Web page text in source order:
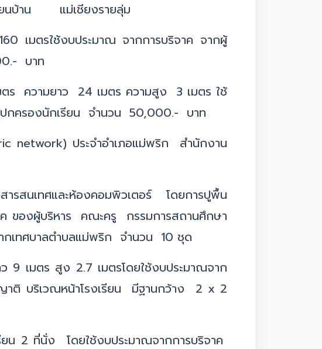
รียนบ้าน แม่เชียงรายลุ่ม
เมตรใช้งบประมาณ จากการบริจาค จากผู้
บาท
ตร ความยาว 24 เมตร ความสูง 3 เมตร ใช้
ปกครองนักเรียน จำนวน 50,000.- บาท
network) ประจำอำเภอแม่พริก สำนักงาน
สนเทศและห้องคอมพิวเตอร์ โดยการปูพื้น
ของผู้บริหาร คณะครู กรรมการสถานศึกษา
เทศบาลตำบลแม่พริก จำนวน 10 ชุด
9 เมตร สูง 2.7 เมตรโดยใช้งบประมาณจาก
ติ บริเวณหน้าโรงเรียน มีฐานกว้าง 2 x 2
น 2 ที่นั่ง โดยใช้งบประมาณจากการบริจาค